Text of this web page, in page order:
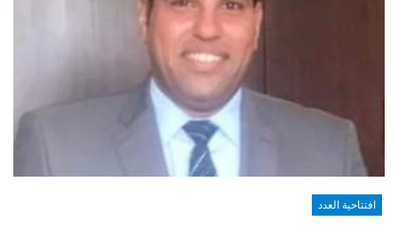
افتتاحية العدد